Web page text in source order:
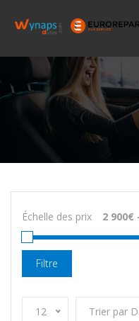
Échelle des prix
Filtre
12 Trier par